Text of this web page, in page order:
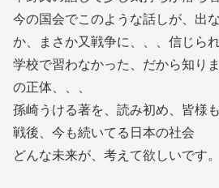
今の国会でこのような話しが、出
か、まさか又戦争に、、、信じら
学校で習わなかった、だから知り
の正体、、、
孫崎うける著を、読み初め、皆様
戦後、今も続いてる日本の社会
どんな未来が、考えて欲しいです。